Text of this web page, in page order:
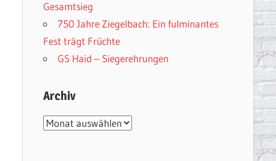
Gesamtsieg
750 Jahre Ziegelbach: Ein fulminantes
Fest trägt Früchte
GS Haid – Siegerehrungen
Archiv
Archiv